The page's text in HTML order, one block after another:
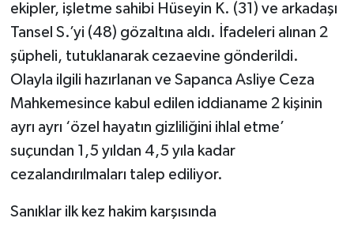
ekipler, işletme sahibi Hüseyin K. (31) ve arkadaşı
Tansel S.’yi (48) gözaltına aldı. İfadeleri alınan 2
şüpheli, tutuklanarak cezaevine gönderildi.
Olayla ilgili hazırlanan ve Sapanca Asliye Ceza
Mahkemesince kabul edilen iddianame 2 kişinin
ayrı ayrı ‘özel hayatın gizliliğini ihlal etme’
suçundan 1,5 yıldan 4,5 yıla kadar
cezalandırılmaları talep ediliyor.
Sanıklar ilk kez hakim karşısında